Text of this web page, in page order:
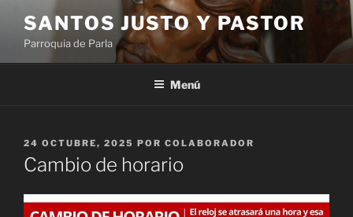
contenido
SANTOS JUSTO Y PASTOR
Parroquia de Parla
Menú
PUBLICADO
EL
24 OCTUBRE, 2025 POR COLABORADOR
Cambio de horario